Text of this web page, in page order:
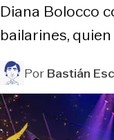
Diana Bolocco
bailarines,
PorBastián